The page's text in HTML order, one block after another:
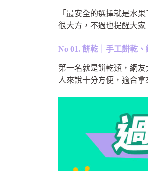
「最安全的選擇就是水
很大方，不過也提醒大
No 01. 餅乾｜手工餅乾、
第一名就是餅乾類，網
人來說十分方便，適合